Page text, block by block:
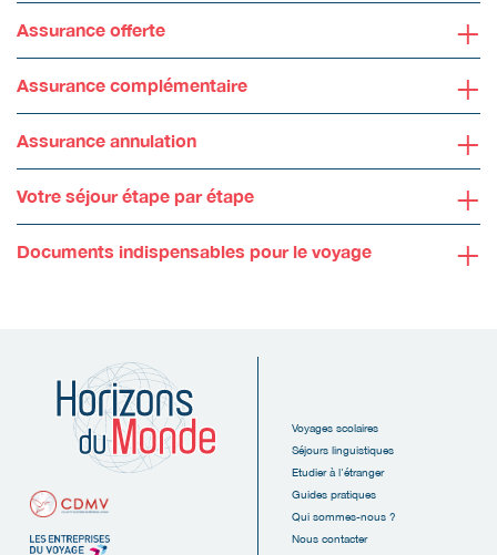
Assurance offerte +
Assurance complémentaire +
Assurance annulation +
Votre séjour étape par étape +
Documents indispensables pour le voyage +
Voyages scolaires
Séjours linguistiques
Etudier à l'étranger
Guides pratiques
Qui sommes-nous ?
Nous contacter